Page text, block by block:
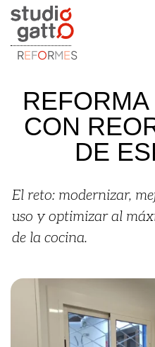
REFORMES
CON
DE
El reto: modernizar,
uso y optimizar al
de la cocina.